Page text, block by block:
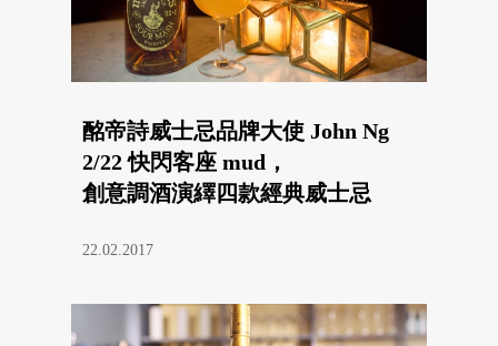
酩帝詩威士忌品牌大使 John Ng
2/22 快閃客座 mud，
創意調酒演繹四款經典威士忌
22.02.2017